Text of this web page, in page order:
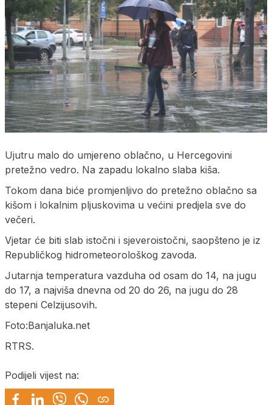
Ujutru malo do umjereno oblačno, u Hercegovini
pretežno vedro. Na zapadu lokalno slaba kiša.
Tokom dana biće promjenljivo do pretežno oblačno sa
kišom i lokalnim pljuskovima u većini predjela sve do
večeri.
Vjetar će biti slab istočni i sjeveroistočni, saopšteno je iz
Republičkog hidrometeorološkog zavoda.
Јutarnja temperatura vazduha od osam do 14, na jugu
do 17, a najviša dnevna od 20 do 26, na jugu do 28
stepeni Celzijusovih.
Foto:Banjaluka.net
RTRS.
Podijeli vijest na: